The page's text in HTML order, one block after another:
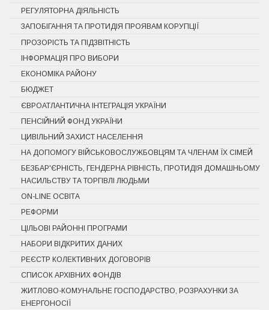
РЕГУЛЯТОРНА ДІЯЛЬНІСТЬ
ЗАПОБІГАННЯ ТА ПРОТИДІЯ ПРОЯВАМ КОРУПЦІЇ
ПРОЗОРІСТЬ ТА ПІДЗВІТНІСТЬ
ІНФОРМАЦІЯ ПРО ВИБОРИ
ЕКОНОМІКА РАЙОНУ
БЮДЖЕТ
ЄВРОАТЛАНТИЧНА ІНТЕГРАЦІЯ УКРАЇНИ
ПЕНСІЙНИЙ ФОНД УКРАЇНИ
ЦИВІЛЬНИЙ ЗАХИСТ НАСЕЛЕННЯ
НА ДОПОМОГУ ВІЙСЬКОВОСЛУЖБОВЦЯМ ТА ЧЛЕНАМ ЇХ СІМЕЙ
БЕЗБАР'ЄРНІСТЬ, ГЕНДЕРНА РІВНІСТЬ, ПРОТИДІЯ ДОМАШНЬОМУ
НАСИЛЬСТВУ ТА ТОРГІВЛІ ЛЮДЬМИ
ON-LINE ОСВІТА
РЕФОРМИ
ЦІЛЬОВІ РАЙОННІ ПРОГРАМИ
НАБОРИ ВІДКРИТИХ ДАНИХ
РЕЄСТР КОЛЕКТИВНИХ ДОГОВОРІВ
СПИСОК АРХІВНИХ ФОНДІВ
ЖИТЛОВО-КОМУНАЛЬНЕ ГОСПОДАРСТВО, РОЗРАХУНКИ ЗА
ЕНЕРГОНОСІЇ